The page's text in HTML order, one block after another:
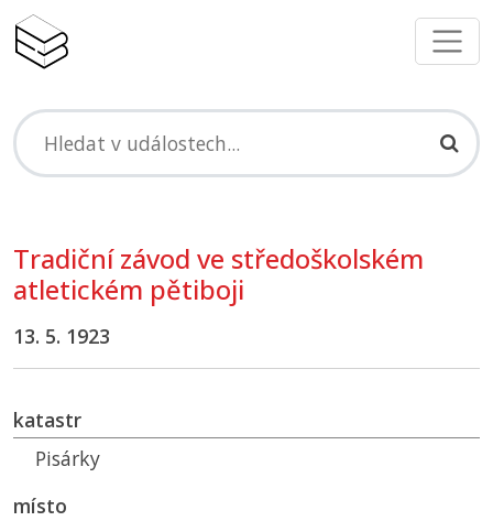
Tradiční závod ve středoškolském
atletickém pětiboji
13. 5. 1923
katastr
Pisárky
místo